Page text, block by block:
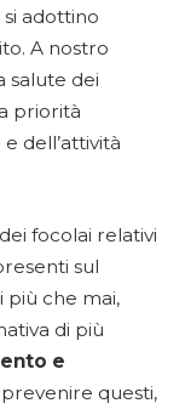
adottino
A nostro
salute dei
priorità
dell’attività
focolai relativi
sul
che mai,
di più
e
questi,